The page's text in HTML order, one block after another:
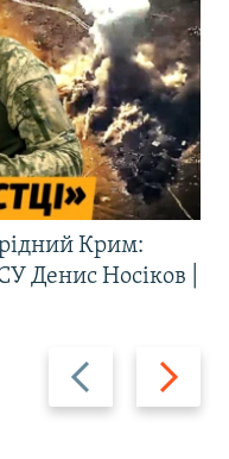
Назад Вперед
Крим:
Денис Носіков |